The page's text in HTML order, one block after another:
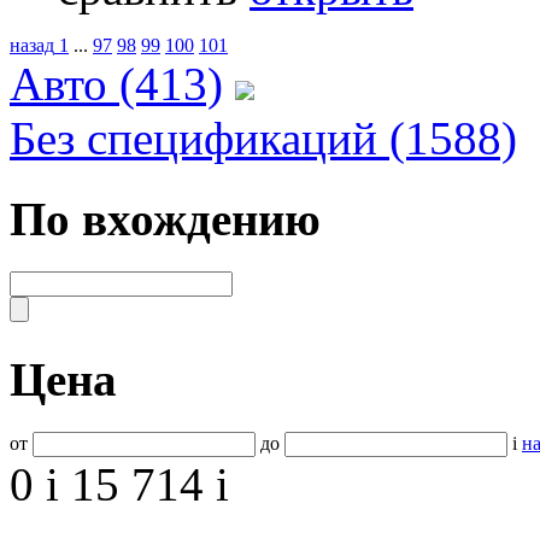
назад 1 ... 97 98 99 100 101
Авто (413)
Без спецификаций (1588)
По вхождению
Цена
от до i
0 i 15 714 i